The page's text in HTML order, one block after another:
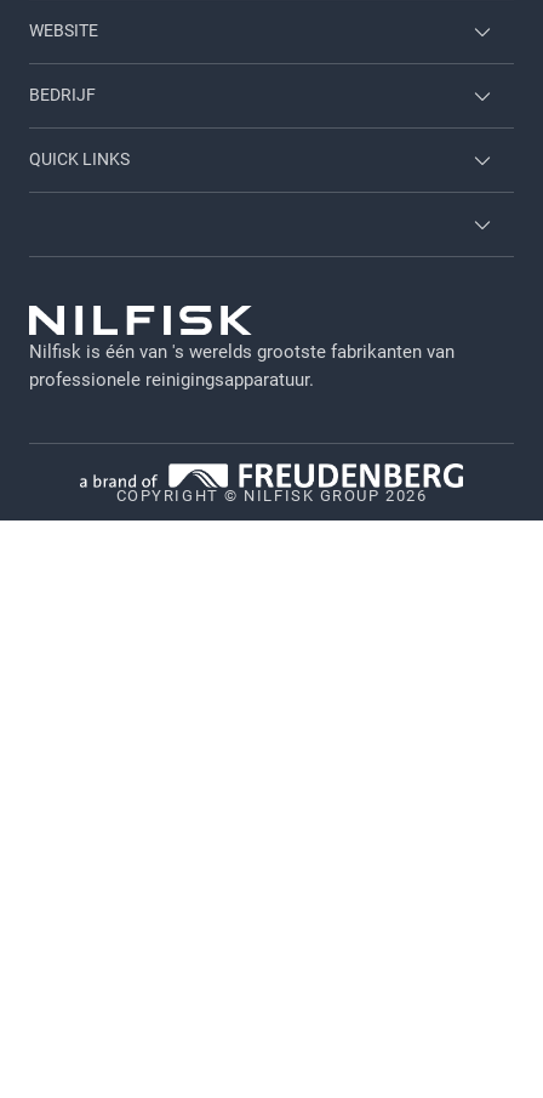
WEBSITE
Inloggen werknemer
Carrieres
BEDRIJF
Over ons
QUICK LINKS
Brochures
GDPR - NL
Juridische verklaring
Vulnerability Disclosure Policy
Nilfisk is één van 's werelds grootste fabrikanten van
professionele reinigingsapparatuur.
COPYRIGHT © NILFISK GROUP 2026